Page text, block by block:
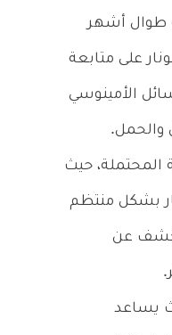
طوال أشهر
على متابعة
الأمينوسي
والحمل.
حيث
بشكل منتظم
عن
يساعد